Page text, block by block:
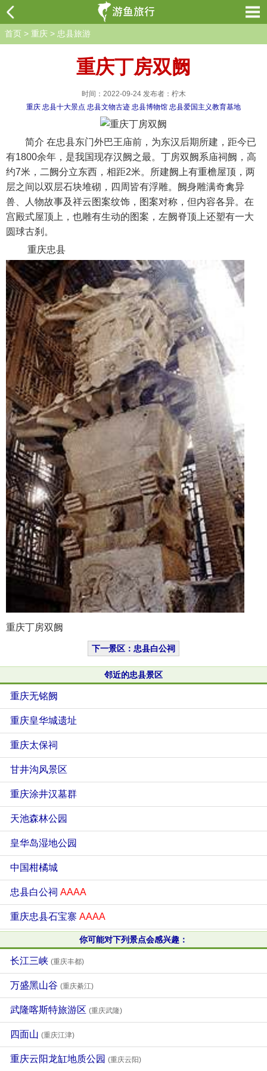
首页 > 重庆 > 忠县旅游
重庆丁房双阙
时间：2022-09-24 发布者：柠木
重庆 忠县十大景点 忠县文物古迹 忠县博物馆 忠县爱国主义教育基地
简介 在忠县东门外巴王庙前，为东汉后期所建，距今已
有1800余年，是我国现存汉阙之最。丁房双阙系庙祠阙，高
约7米，二阙分立东西，相距2米。所建阙上有重檐屋顶，两
层之间以双层石块堆砌，四周皆有浮雕。阙身雕满奇禽异
兽、人物故事及祥云图案纹饰，图案对称，但内容各异。在
宫殿式屋顶上，也雕有生动的图案，左阙脊顶上还塑有一大
圆球古刹。
重庆忠县
重庆丁房双阙
下一景区：忠县白公祠
邻近的忠县景区
重庆无铭阙
重庆皇华城遗址
重庆太保祠
甘井沟风景区
重庆涂井汉墓群
天池森林公园
皇华岛湿地公园
中国柑橘城
忠县白公祠 AAAA
重庆忠县石宝寨 AAAA
你可能对下列景点会感兴趣：
长江三峡 (重庆丰都)
万盛黑山谷 (重庆綦江)
武隆喀斯特旅游区 (重庆武隆)
四面山 (重庆江津)
重庆云阳龙缸地质公园 (重庆云阳)